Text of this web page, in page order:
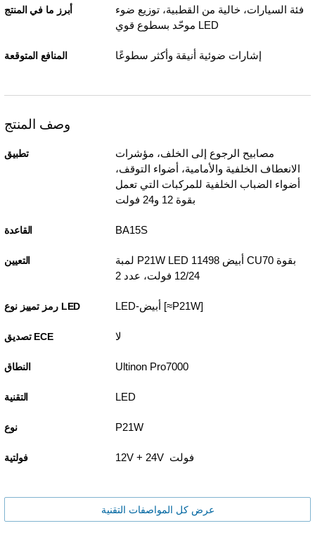
أبرز ما في المنتج
فئة السيارات، خالية من القطبية، توزيع ضوء
موحّد بسطوع قوي LED
المنافع المتوقعة إشارات ضوئية أنيقة وأكثر سطوعًا
وصف المنتج
تطبيق
مصابيح الرجوع إلى الخلف، مؤشرات
الانعطاف الخلفية والأمامية، أضواء التوقف،
أضواء الضباب الخلفية للمركبات التي تعمل
بقوة 12 و24 فولت
القاعدة BA15S
التعيين
لمبة P21W LED أبيض 11498 CU70 بقوة
12/24 فولت، عدد 2
رمز تمييز نوع LED LED-أبيض [≈P21W]
تصديق ECE لا
النطاق Ultinon Pro7000
التقنية LED
نوع P21W
فولتية 12V + 24V فولت
عرض كل المواصفات التقنية